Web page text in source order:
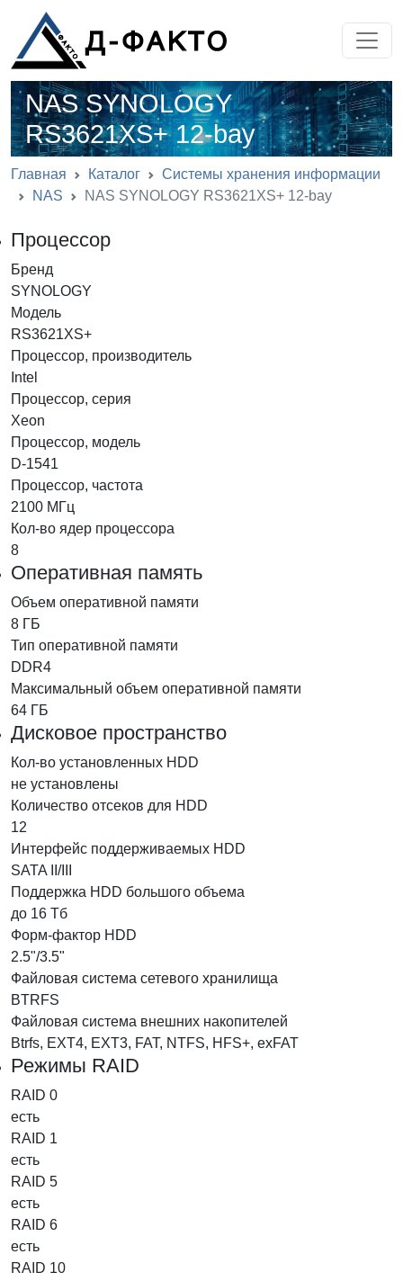
NAS SYNOLOGY
RS3621XS+ 12-bay
Главная Каталог
Системы хранения информации
NAS
NAS SYNOLOGY RS3621XS+ 12-bay
Процессор
Бренд
SYNOLOGY
Модель
RS3621XS+
Процессор, производитель
Intel
Процессор, серия
Xeon
Процессор, модель
D-1541
Процессор, частота
2100 МГц
Кол-во ядер процессора
8
Оперативная память
Объем оперативной памяти
8 ГБ
Тип оперативной памяти
DDR4
Максимальный объем оперативной памяти
64 ГБ
Дисковое пространство
Кол-во установленных HDD
не установлены
Количество отсеков для HDD
12
Интерфейс поддерживаемых HDD
SATA II/III
Поддержка HDD большого объема
до 16 Тб
Форм-фактор HDD
2.5"/3.5"
Файловая система сетевого хранилища
BTRFS
Файловая система внешних накопителей
Btrfs, EXT4, EXT3, FAT, NTFS, HFS+, exFAT
Режимы RAID
RAID 0
есть
RAID 1
есть
RAID 5
есть
RAID 6
есть
RAID 10